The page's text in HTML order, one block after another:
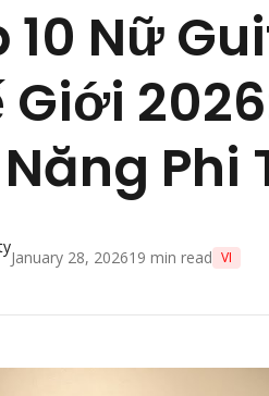
10 Nữ
Giới
Phi
January 28, 202619 min read VI